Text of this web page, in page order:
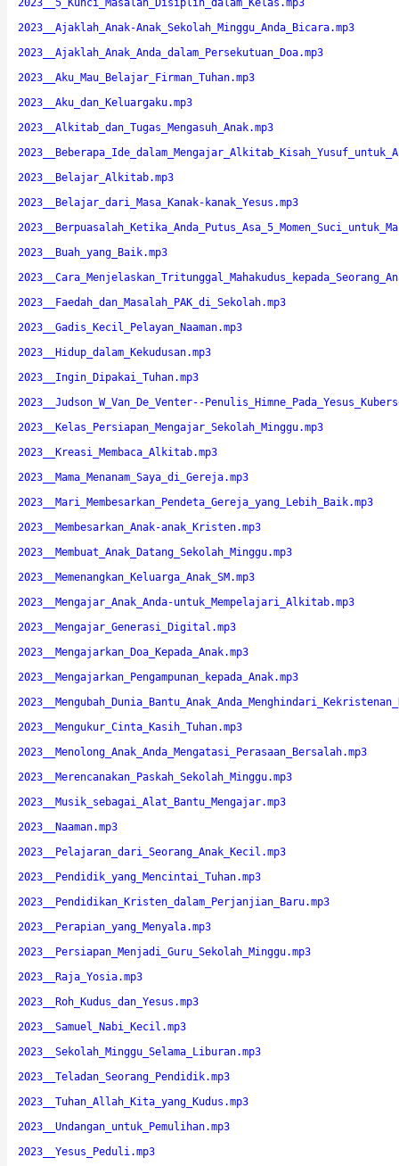
2023__5_Kunci_Masalah_Disiplin_dalam_Kelas.mp3
2023__Ajaklah_Anak-Anak_Sekolah_Minggu_Anda_Bicara.mp3
2023__Ajaklah_Anak_Anda_dalam_Persekutuan_Doa.mp3
2023__Aku_Mau_Belajar_Firman_Tuhan.mp3
2023__Aku_dan_Keluargaku.mp3
2023__Alkitab_dan_Tugas_Mengasuh_Anak.mp3
2023__Belajar_Alkitab.mp3
2023__Belajar_dari_Masa_Kanak-kanak_Yesus.mp3
2023__Buah_yang_Baik.mp3
2023__Faedah_dan_Masalah_PAK_di_Sekolah.mp3
2023__Gadis_Kecil_Pelayan_Naaman.mp3
2023__Hidup_dalam_Kekudusan.mp3
2023__Ingin_Dipakai_Tuhan.mp3
2023__Judson_W_Van_De_Venter--
2023__Kelas_Persiapan_Mengajar_Sekolah_Minggu.mp3
2023__Kreasi_Membaca_Alkitab.mp3
2023__Mama_Menanam_Saya_di_Gereja.mp3
2023__Mari_Membesarkan_Pendeta_Gereja_yang_Lebih_Baik.mp3
2023__Membesarkan_Anak-anak_Kristen.mp3
2023__Membuat_Anak_Datang_Sekolah_Minggu.mp3
2023__Memenangkan_Keluarga_Anak_SM.mp3
2023__Mengajar_Anak_Anda-untuk_Mempelajari_Alkitab.mp3
2023__Mengajar_Generasi_Digital.mp3
2023__Mengajarkan_Doa_Kepada_Anak.mp3
2023__Mengajarkan_Pengampunan_kepada_Anak.mp3
2023__Mengukur_Cinta_Kasih_Tuhan.mp3
2023__Menolong_Anak_Anda_Mengatasi_Perasaan_Bersalah.mp3
2023__Merencanakan_Paskah_Sekolah_Minggu.mp3
2023__Musik_sebagai_Alat_Bantu_Mengajar.mp3
2023__Naaman.mp3
2023__Pelajaran_dari_Seorang_Anak_Kecil.mp3
2023__Pendidik_yang_Mencintai_Tuhan.mp3
2023__Pendidikan_Kristen_dalam_Perjanjian_Baru.mp3
2023__Perapian_yang_Menyala.mp3
2023__Persiapan_Menjadi_Guru_Sekolah_Minggu.mp3
2023__Raja_Yosia.mp3
2023__Roh_Kudus_dan_Yesus.mp3
2023__Samuel_Nabi_Kecil.mp3
2023__Sekolah_Minggu_Selama_Liburan.mp3
2023__Teladan_Seorang_Pendidik.mp3
2023__Tuhan_Allah_Kita_yang_Kudus.mp3
2023__Undangan_untuk_Pemulihan.mp3
2023__Yesus_Peduli.mp3